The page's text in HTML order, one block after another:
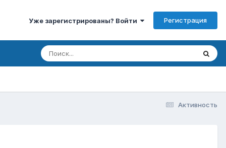
Уже зарегистрированы? Войти Регистрация
Активность